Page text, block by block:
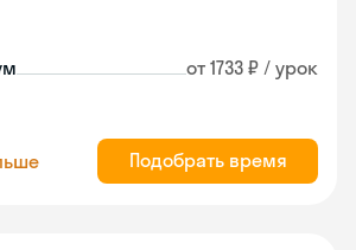
от 1733 ₽ / урок
Подобрать время